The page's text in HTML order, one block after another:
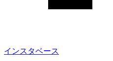
インスタベース